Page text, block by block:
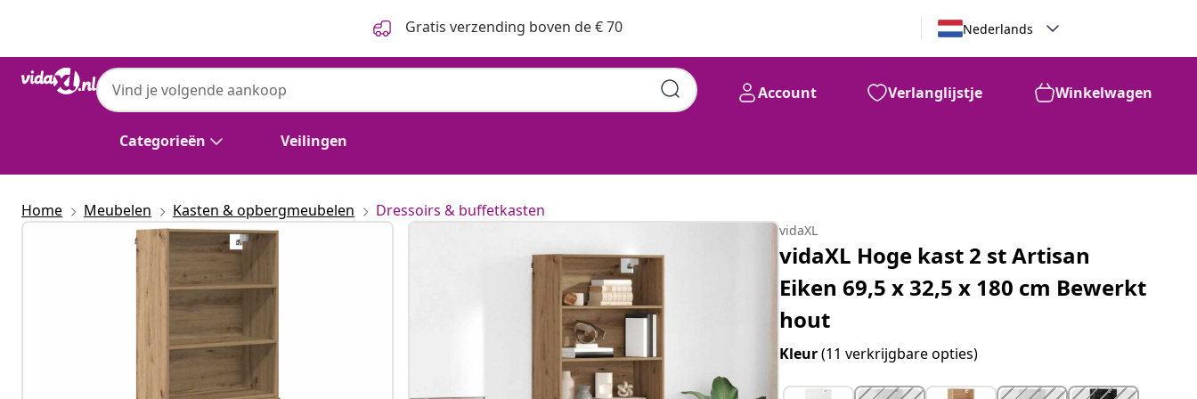
Gratis verzending boven de € 70 Nederlands
Categorieën Veilingen
Account Verlanglijstje Winkelwagen
Home Meubelen Kasten & opbergmeubelen Dressoirs & buffetkasten
vidaXL
vidaXL Hoge kast 2 st Artisan
Eiken 69,5 x 32,5 x 180 cm Bewerkt
hout
Kleur(11 verkrijgbare opties)